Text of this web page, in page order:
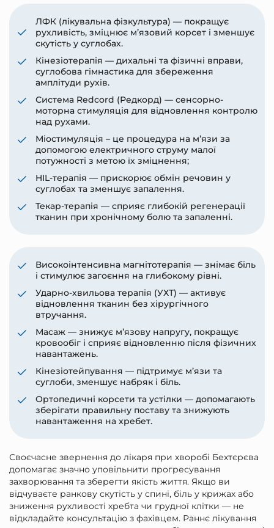
ЛФК (лікувальна фізкультура) — покращує
рухливість, зміцнює м’язовий корсет і зменшує
скутість у суглобах.
Кінезіотерапія — дихальні та фізичні вправи,
суглобова гімнастика для збереження
амплітуди рухів.
Система Redcord (Редкорд) — сенсорно-
моторна стимуляція для відновлення контролю
над рухами.
Міостимуляція – це процедура на м’язи за
допомогою електричного струму малої
потужності з метою їх зміцнення;
HIL-терапія — прискорює обмін речовин у
суглобах та зменшує запалення.
Текар-терапія — сприяє глибокій регенерації
тканин при хронічному болю та запаленні.
Високоінтенсивна магнітотерапія — знімає біль
і стимулює загоєння на глибокому рівні.
Ударно-хвильова терапія (УХТ) — активує
відновлення тканин без хірургічного
втручання.
Масаж — знижує м’язову напругу, покращує
кровообіг і сприяє відновленню після фізичних
навантажень.
Кінезіотейпування — підтримує м’язи та
суглоби, зменшує набряк і біль.
Ортопедичні корсети та устілки — допомагають
зберігати правильну поставу та знижують
навантаження на хребет.
Своєчасне звернення до лікаря при хворобі Бехтєрєва
допомагає значно уповільнити прогресування
захворювання та зберегти якість життя. Якщо ви
відчуваєте ранкову скутість у спині, біль у крижах або
зниження рухливості хребта чи грудної клітки — не
відкладайте консультацію з фахівцем. Раннє лікування